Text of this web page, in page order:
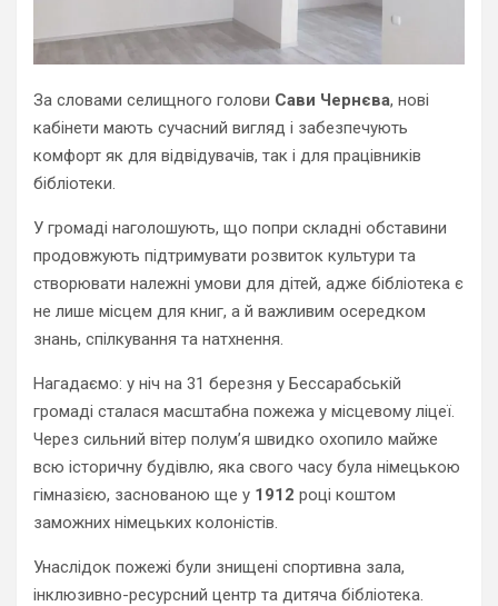
За словами селищного голови Сави Чернєва, нові
кабінети мають сучасний вигляд і забезпечують
комфорт як для відвідувачів, так і для працівників
бібліотеки.
У громаді наголошують, що попри складні обставини
продовжують підтримувати розвиток культури та
створювати належні умови для дітей, адже бібліотека є
не лише місцем для книг, а й важливим осередком
знань, спілкування та натхнення.
Нагадаємо: у ніч на 31 березня у Бессарабській
громаді сталася масштабна пожежа у місцевому ліцеї.
Через сильний вітер полум’я швидко охопило майже
всю історичну будівлю, яка свого часу була німецькою
гімназією, заснованою ще у 1912 році коштом
заможних німецьких колоністів.
Унаслідок пожежі були знищені спортивна зала,
інклюзивно-ресурсний центр та дитяча бібліотека.